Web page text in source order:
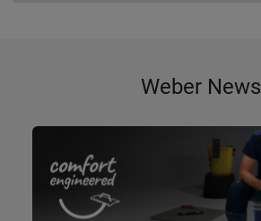
Weber News